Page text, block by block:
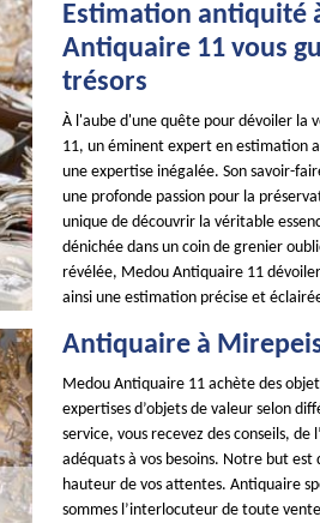
Estimation antiquité
Antiquaire 11 vous
trésors
À l'aube d'une quête pour dévoiler la
11, un éminent expert en estimation
une expertise inégalée. Son savoir-
une profonde passion pour la
unique de découvrir la véritable
dénichée dans un coin de grenier
révélée, Medou Antiquaire 11
ainsi une estimation précise et
Antiquaire à
Medou Antiquaire 11 achète des
expertises d’objets de valeur selon
service, vous recevez des conseils, de
adéquats à vos besoins. Notre but est
hauteur de vos attentes. Antiquaire
sommes l’interlocuteur de toute